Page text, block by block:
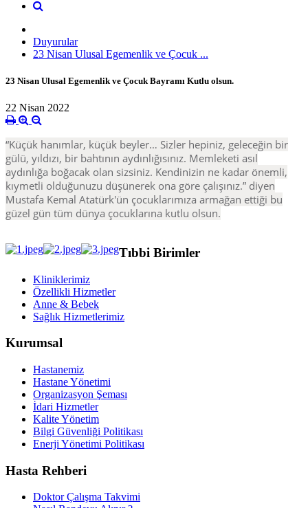
Duyurular
23 Nisan Ulusal Egemenlik ve Çocuk ...
23 Nisan Ulusal Egemenlik ve Çocuk Bayramı Kutlu olsun.
22 Nisan 2022
“Küçük hanımlar, küçük beyler… Sizler hepiniz, geleceğin bir
gülü, yıldızı, bir bahtının aydınlığısınız. Memleketi asıl
aydınlığa boğacak olan sizsiniz. Kendinizin ne kadar önemli,
kıymetli olduğunuzu düşünerek ona göre çalışınız.” diyen
Mustafa Kemal Atatürk'ün çocuklarımıza armağan ettiği bu
güzel gün tüm dünya çocuklarına kutlu olsun.
Tıbbi Birimler
Kliniklerimiz
Özellikli Hizmetler
Anne & Bebek
Sağlık Hizmetlerimiz
Kurumsal
Hastanemiz
Hastane Yönetimi
Organizasyon Şeması
İdari Hizmetler
Kalite Yönetim
Bilgi Güvenliği Politikası
Enerji Yönetimi Politikası
Hasta Rehberi
Doktor Çalışma Takvimi